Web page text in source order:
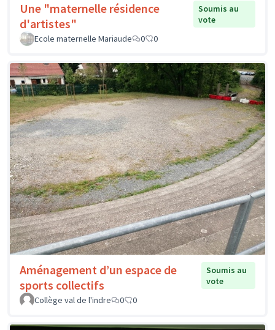
Une "maternelle résidence
d'artistes"
Soumis au
vote
Ecole maternelle Mariaude
0 0
Aménagement d’un espace de
sports collectifs
Soumis au
vote
Collège val de l'indre
0 0